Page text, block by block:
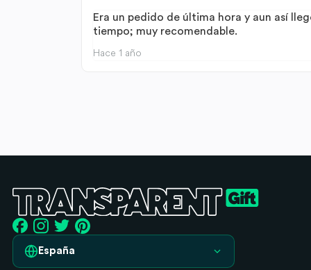
Era un pedido de última hora y aun así
tiempo; muy recomendable.
Hace 1 año
España